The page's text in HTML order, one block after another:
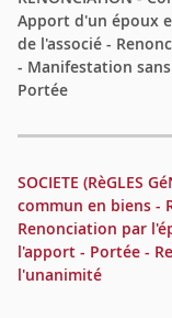
Apport d'un époux
de l'associé -
- Manifestation
Portée
SOCIETE (RèGLES
commun en biens -
Renonciation par
l'apport - Portée -
l'unanimité